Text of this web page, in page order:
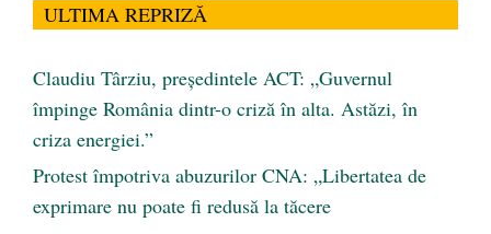
ULTIMA REPRIZĂ
Claudiu Târziu, președintele ACT: „Guvernul
împinge România dintr-o criză în alta. Astăzi, în
criza energiei.”
Protest împotriva abuzurilor CNA: „Libertatea de
exprimare nu poate fi redusă la tăcere